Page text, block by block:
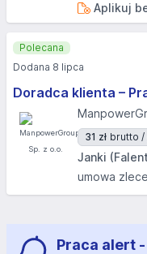
Aplikuj
Doradca klienta –
31 zł brutto /
Janki
umowa
Polecana
Dodana 8 lipca
Praca alert